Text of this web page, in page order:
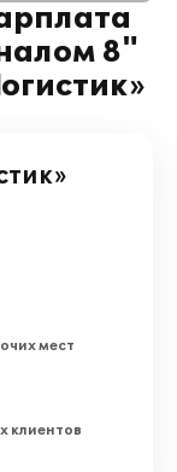
8"
мест
клиентов